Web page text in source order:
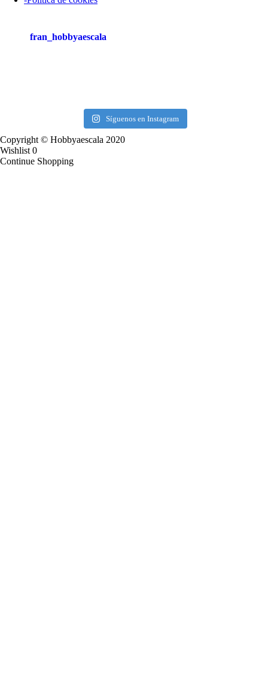
fran_hobbyaescala
Síguenos en Instagram
Copyright © Hobbyaescala 2020
Wishlist 0
Continue Shopping